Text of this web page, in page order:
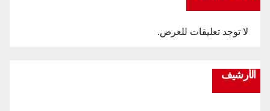
لا توجد تعليقات للعرض.
الأرشيف